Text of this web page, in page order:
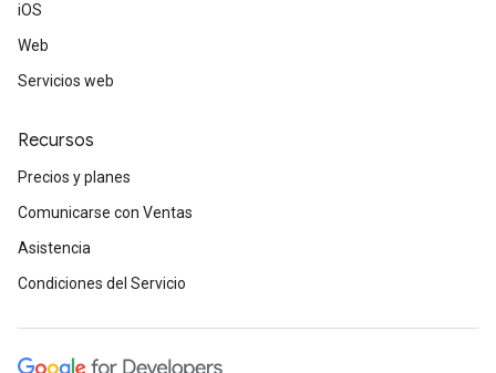
iOS
Web
Servicios web
Recursos
Precios y planes
Comunicarse con Ventas
Asistencia
Condiciones del Servicio